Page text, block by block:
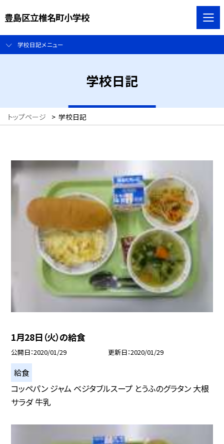
豊島区立椎名町小学校
学校日記メニュー
学校日記
トップページ > 学校日記
1月28日（火）の給食
公開日 2020/01/29 更新日 2020/01/29
給食
コッペパン ジャム ベジタブルスープ とうふのグラタン 大根
サラダ 牛乳